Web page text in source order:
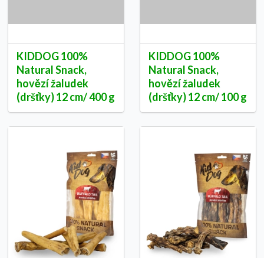
KIDDOG 100%
Natural Snack,
hovězí žaludek
(dršťky) 12 cm/ 400 g
KIDDOG 100%
Natural Snack,
hovězí žaludek
(dršťky) 12 cm/ 100 g